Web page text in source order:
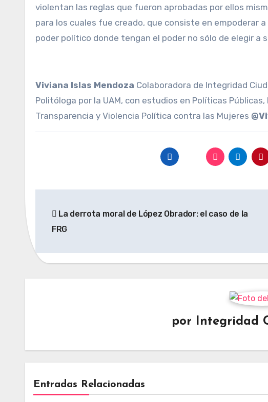
violentan las reglas que fueron aprobadas por ellos
para los cuales fue creado, que consiste en empoderar
poder político donde tengan el poder no sólo de elegir a
Viviana Islas Mendoza Colaboradora de Integridad
Politóloga por la UAM, con estudios en Políticas
Transparencia y Violencia Política contra las Mujeres
de La derrota moral de López Obrador: el caso de la
FRG
por Integridad
Entradas Relacionadas